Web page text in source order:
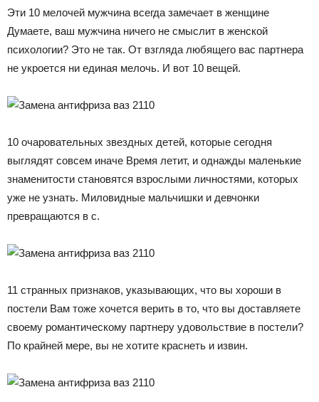
Эти 10 мелочей мужчина всегда замечает в женщине
Думаете, ваш мужчина ничего не смыслит в женской
психологии? Это не так. От взгляда любящего вас партнера
не укроется ни единая мелочь. И вот 10 вещей.
10 очаровательных звездных детей, которые сегодня
выглядят совсем иначе Время летит, и однажды маленькие
знаменитости становятся взрослыми личностями, которых
уже не узнать. Миловидные мальчишки и девчонки
превращаются в с.
11 странных признаков, указывающих, что вы хороши в
постели Вам тоже хочется верить в то, что вы доставляете
своему романтическому партнеру удовольствие в постели?
По крайней мере, вы не хотите краснеть и извин.